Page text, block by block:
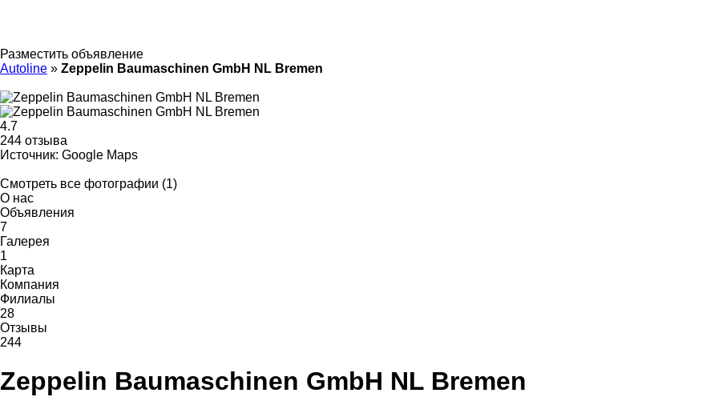
Разместить объявление
Autoline » Zeppelin Baumaschinen GmbH NL Bremen
4.7
244 отзыва
Источник: Google Maps
Смотреть все фотографии (1)
О нас
Объявления
7
Галерея
1
Карта
Компания
Филиалы
28
Отзывы
244
Zeppelin Baumaschinen GmbH NL Bremen